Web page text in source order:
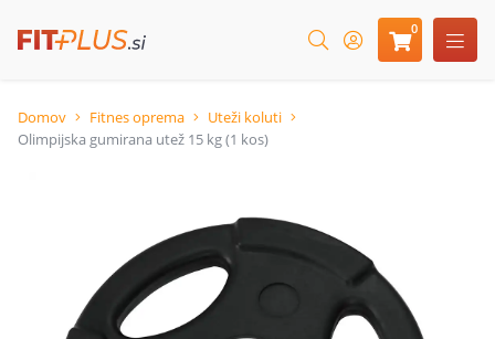
0
Domov Fitnes oprema
Uteži koluti
Olimpijska gumirana utež 15 kg (1 kos)